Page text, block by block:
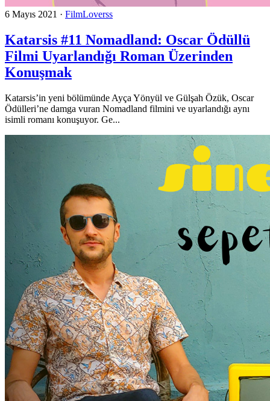
6 Mayıs 2021 · FilmLoverss
Katarsis #11 Nomadland: Oscar Ödüllü
Filmi Uyarlandığı Roman Üzerinden
Konuşmak
Katarsis’in yeni bölümünde Ayça Yönyül ve Gülşah Özük, Oscar
Ödülleri’ne damga vuran Nomadland filmini ve uyarlandığı aynı
isimli romanı konuşuyor. Ge...